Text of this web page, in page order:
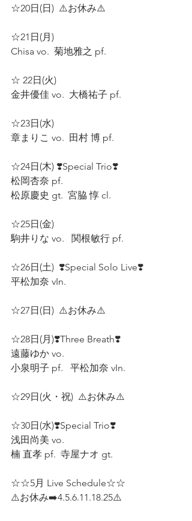
☆20日(日)  ⚠️お休み⚠️
☆21日(月)
Chisa vo.  菊地雅之 pf.
☆ 22日(火)
金井優佳 vo.  大橋祐子 pf.
☆23日(水)
章まりこ vo.  田村 博 pf.
☆24日(木) ❣️Special Trio❣️
松岡杏奈 pf.
松原慶史 gt.  宮脇 惇 cl.
☆25日(金)
駒井りな vo.   関根敏行 pf.
☆26日(土)  ❣️Special Solo Live❣️
平松加奈 vIn.
☆27日(日)  ⚠️お休み⚠️
☆28日(月)❣️Three Breath❣️
遠藤ゆか vo.
小泉明子 pf.   平松加奈 vIn.
☆29日(火・祝)  ⚠️お休み⚠️
☆30日(水)❣️Special Trio❣️
浅田尚美 vo.
楠 直孝 pf.  寺屋ナオ gt.
☆☆5月 Live Schedule☆☆
⚠️お休み➡️4.5.6.11.18.25⚠️